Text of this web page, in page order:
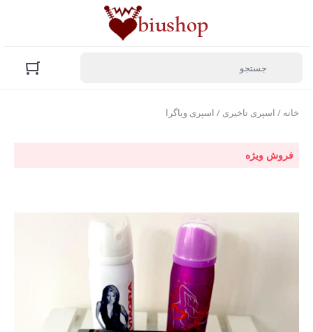
خانه / اسپری تاخیری / اسپری ویاگرا
فروش ویژه